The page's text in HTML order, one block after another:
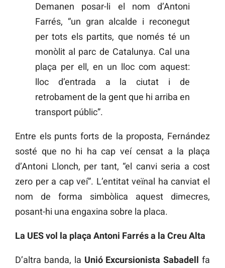
Demanen posar-li el nom d’Antoni
Farrés, “un gran alcalde i reconegut
per tots els partits, que només té un
monòlit al parc de Catalunya. Cal una
plaça per ell, en un lloc com aquest:
lloc d’entrada a la ciutat i de
retrobament de la gent que hi arriba en
transport públic”.
Entre els punts forts de la proposta, Fernández
sosté que no hi ha cap veí censat a la plaça
d’Antoni Llonch, per tant, “el canvi seria a cost
zero per a cap veí”. L’entitat veïnal ha canviat el
nom de forma simbòlica aquest dimecres,
posant-hi una engaxina sobre la placa.
La UES vol la plaça Antoni Farrés a la Creu Alta
D’altra banda, la Unió Excursionista Sabadell fa